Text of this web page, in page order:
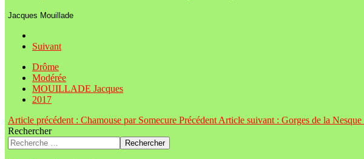
Jacques Mouillade
Suivant
Drôme
Modérée
MOUILLADE Jacques
2017
Article précédent : Chamouse par Somecure Précédent Article suivant : Gorges de la Nesque
Rechercher
Rechercher